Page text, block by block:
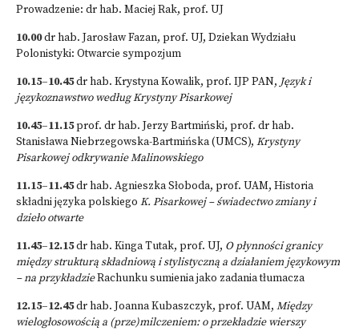
Prowadzenie: dr hab. Maciej Rak, prof. UJ
10.00dr hab. Jarosław Fazan, prof. UJ, Dziekan Wydziału
Polonistyki: Otwarcie sympozjum
10.15–10.45dr hab. Krystyna Kowalik, prof. IJP PAN, Język i
językoznawstwo według Krystyny Pisarkowej
10.45–11.15prof. dr hab. Jerzy Bartmiński, prof. dr hab.
Stanisława Niebrzegowska-Bartmińska (UMCS), Krystyny
Pisarkowej odkrywanie Malinowskiego
11.15–11.45dr hab. Agnieszka Słoboda, prof. UAM, Historia
składni języka polskiego K. Pisarkowej – świadectwo zmiany i
dzieło otwarte
11.45–12.15dr hab. Kinga Tutak, prof. UJ, O płynności granicy
między strukturą składniową i stylistyczną a działaniem językowym
– na przykładzieRachunku sumienia jako zadania tłumacza
12.15–12.45dr hab. Joanna Kubaszczyk, prof. UAM, Między
wielogłosowością a (prze)milczeniem: o przekładzie wierszy